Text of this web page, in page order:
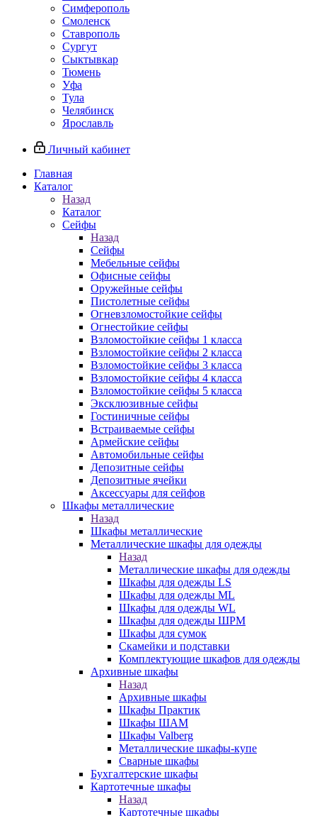
Симферополь
Смоленск
Ставрополь
Сургут
Сыктывкар
Тюмень
Уфа
Тула
Челябинск
Ярославль
Личный кабинет
Главная
Каталог
Назад
Каталог
Сейфы
Назад
Сейфы
Мебельные сейфы
Офисные сейфы
Оружейные сейфы
Пистолетные сейфы
Огневзломостойкие сейфы
Огнестойкие сейфы
Взломостойкие сейфы 1 класса
Взломостойкие сейфы 2 класса
Взломостойкие сейфы 3 класса
Взломостойкие сейфы 4 класса
Взломостойкие сейфы 5 класса
Эксклюзивные сейфы
Гостиничные сейфы
Встраиваемые сейфы
Армейские сейфы
Автомобильные сейфы
Депозитные сейфы
Депозитные ячейки
Аксессуары для сейфов
Шкафы металлические
Назад
Шкафы металлические
Металлические шкафы для одежды
Назад
Металлические шкафы для одежды
Шкафы для одежды LS
Шкафы для одежды ML
Шкафы для одежды WL
Шкафы для одежды ШРМ
Шкафы для сумок
Скамейки и подставки
Комплектующие шкафов для одежды
Архивные шкафы
Назад
Архивные шкафы
Шкафы Практик
Шкафы ШАМ
Шкафы Valberg
Металлические шкафы-купе
Сварные шкафы
Бухгалтерские шкафы
Картотечные шкафы
Назад
Картотечные шкафы